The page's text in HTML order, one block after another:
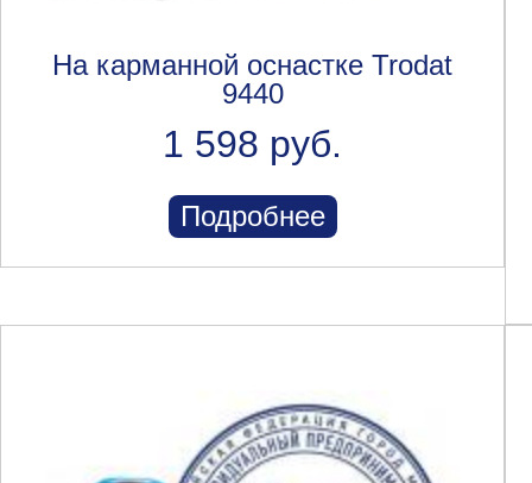
На карманной оснастке Trodat
9440
1 598 руб.
Подробнее